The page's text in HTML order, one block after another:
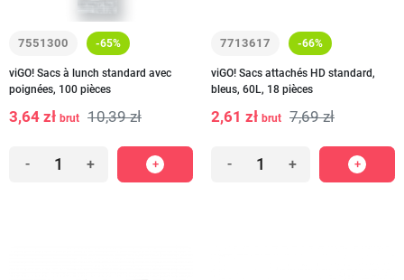
7551300 -65%
viGO! Sacs à lunch standard avec
poignées, 100 pièces
3,64 zł brut 10,39 zł
- +
7713617 -66%
viGO! Sacs attachés HD standard,
bleus, 60L, 18 pièces
2,61 zł brut 7,69 zł
- +